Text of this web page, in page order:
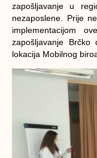
zapošljavanje u
nezaposlene. Prije
implementacijom
zapošljavanje
lokacija Mobilnog